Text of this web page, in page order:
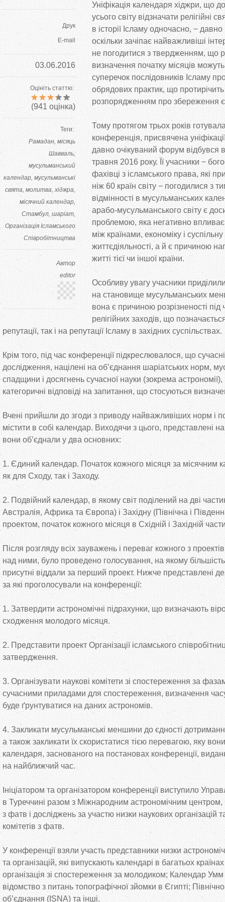
Друк
E-mail
03.06.2016
Оцініть статтю:
(941 оцінка)
Теги:
Рамадан місяць
Шавваль
мусульманський
календар мусульманські
свята молитва хіджра
місячний календар
Стамбул шаріат
Організація Ісламського
Співробітництва
Автор
editor
Уніфікація календаря хіджри, що
усього світу відзначати релігійні
в історії Ісламу одночасно, − давно
оскільки зачіпає найважливіші
не погодитися з твердженням, що
визначення початку місяців
суперечок послідовників Ісламу
обрядових практик, що
розпорядженням про збереження
Тому протягом трьох років
конференція, присвячена
давно очікуваний форум відбувся в
травня 2016 року. Її учасники −
фахівці з ісламського права, які
ніж 60 країн світу − погодилися з
відмінності в мусульманських
арабо-мусульманського світу є
проблемою, яка негативно
між країнами, економіку і
життєдіяльності, а й є причиною
житті тієї чи іншої країни.
Особливу увагу учасники
на становище мусульманських
вона є причиною розрізненості під
релігійних заходів, що
репутації, так і на репутації Ісламу в західних суспільствах.
Крім того, під час конференції підкреслювалося, що
дослідження, націлені на об’єднання шаріатських норм,
спадщини і досягнень сучасної науки (зокрема астрономії),
категоричні відповіді на запитання, що стосуються
Вчені прийшли до згоди з приводу найважливіших норм і
містити в собі календар. Виходячи з цього, представлені на
вони об’єднали у два основних:
1. Єдиний календар. Початок кожного місяця за місячним
як для Сходу, так і Заходу.
2. Подвійний календар, в якому світ поділений на дві
Австралія, Африка та Європа) і Західну (Північна і
проектом, початок кожного місяця в Східній і Західній
Після розгляду всіх зауважень і переваг кожного з
над ними, було проведено голосування, на якому
присутні віддали за перший проект. Нижче представлені
за які проголосували на конференції:
1. Затвердити астрономічні підрахунки, що визначають
сходження молодого місяця.
2. Представити проект Організації ісламського
затвердження.
3. Організувати наукові комітети зі спостереження за
сучасними приладами для спостереження, визначення
буде ґрунтуватися на даних астрономів.
4. Закликати мусульманські меншини до єдності
а також закликати їх скористатися тією перевагою, яку
календаря, заснованого на постановах конференції,
на найближчий час.
Ініціатором та організатором конференції виступило
в Туреччині разом з Міжнародним астрономічним
з фатв і досліджень за участю низки наукових організацій
комітетів з фатв.
У конференції взяли участь представники низки
та організацій, які випускають календарі в багатьох
організація зі спостереження за молодиком; Календар Умм
відомство з питань топографічної зйомки в Єгипті;
об’єднання (ISNA) та інші.